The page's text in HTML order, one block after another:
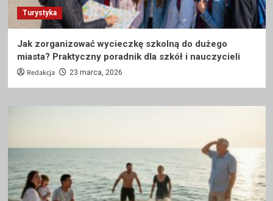
Turystyka
Jak zorganizować wycieczkę szkolną do dużego
miasta? Praktyczny poradnik dla szkół i nauczycieli
Redakcja 23 marca, 2026